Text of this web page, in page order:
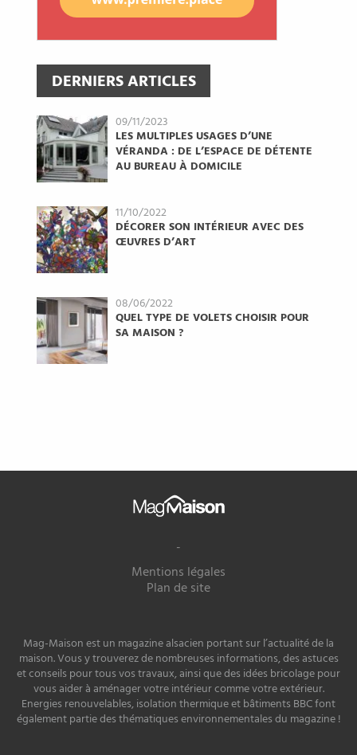
DERNIERS ARTICLES
09/11/2023
LES MULTIPLES USAGES D’UNE
VÉRANDA : DE L’ESPACE DE DÉTENTE
AU BUREAU À DOMICILE
11/10/2022
DÉCORER SON INTÉRIEUR AVEC DES
ŒUVRES D’ART
08/06/2022
QUEL TYPE DE VOLETS CHOISIR POUR
SA MAISON ?
Mag
Maison
-
Mentions légales
Plan de site
Mag-Maison est un magazine alsacien portant sur l’actualité de la
maison. Vous y trouverez de nombreuses informations, des astuces
et conseils pour tous vos travaux, ainsi que des idées bricolage pour
vous aider à aménager votre intérieur comme votre extérieur.
Energies renouvelables, isolation thermique et bâtiments BBC font
également partie des thématiques environnementales du magazine !